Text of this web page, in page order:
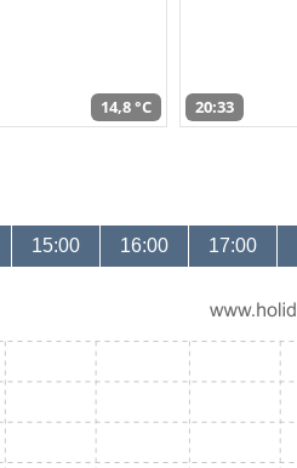
14,8 °C 20:33
15:00 16:00 17:00